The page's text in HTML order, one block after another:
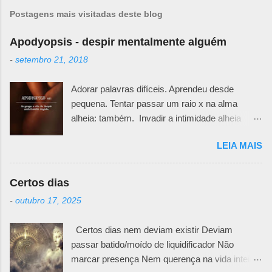
Postagens mais visitadas deste blog
Apodyopsis - despir mentalmente alguém
- setembro 21, 2018
Adorar palavras difíceis. Aprendeu desde
pequena. Tentar passar um raio x na alma
alheia: também. Invadir a intimidade alheia
sutileza necessária para ir desafiando teias e
véus e ir abrindo pedacinhos que outra pessoa
nossas feridas e nossos curativos emocionais.
mais fria e racional de trancar emoções. Pode
ser uma falta de generosidade que esconde
mágoas passadas e nunca resolvidas. Não
LEIA MAIS
Certos dias
- outubro 17, 2025
Certos dias nem deviam existir Deviam
passar batido/moído de liquidificador Não
marcar presença Nem querença na vida inteira